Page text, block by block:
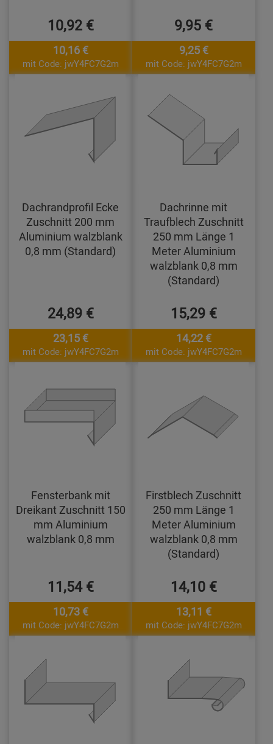
10,92 €
10,16 €
mit Code: jwY4FC7G2m
9,95 €
9,25 €
mit Code: jwY4FC7G2m
Dachrandprofil Ecke
Zuschnitt 200 mm
Aluminium walzblank
0,8 mm (Standard)
24,89 €
23,15 €
mit Code: jwY4FC7G2m
Dachrinne mit
Traufblech Zuschnitt
250 mm Länge 1
Meter Aluminium
walzblank 0,8 mm
(Standard)
15,29 €
14,22 €
mit Code: jwY4FC7G2m
Fensterbank mit
Dreikant Zuschnitt 150
mm Aluminium
walzblank 0,8 mm
11,54 €
10,73 €
mit Code: jwY4FC7G2m
Firstblech Zuschnitt
250 mm Länge 1
Meter Aluminium
walzblank 0,8 mm
(Standard)
14,10 €
13,11 €
mit Code: jwY4FC7G2m